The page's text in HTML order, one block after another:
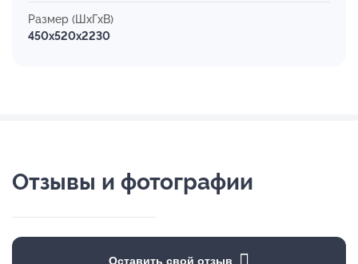
Размер (ШхГхВ)
450x520x2230
Отзывы и фотографии
Оставить свой отзыв